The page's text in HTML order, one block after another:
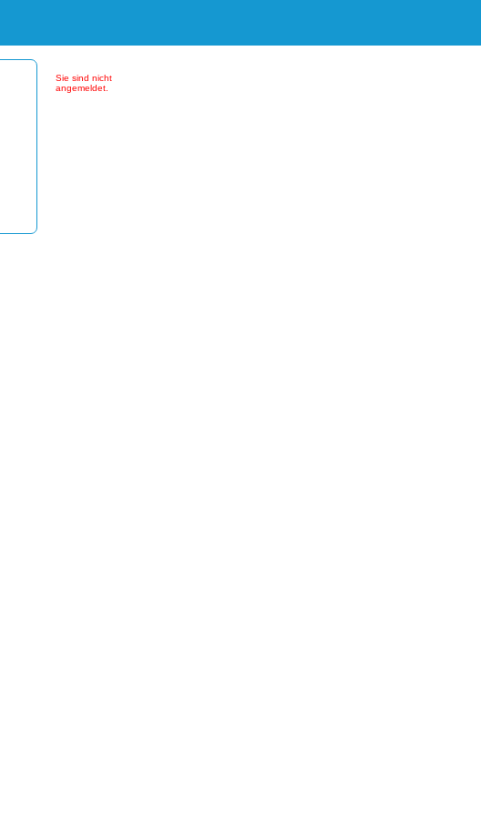
Sie sind nicht
angemeldet.